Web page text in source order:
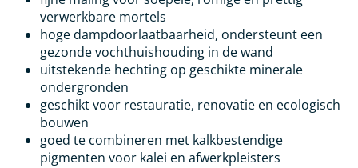
verwerkbare mortels
hoge dampdoorlaatbaarheid, ondersteunt een
gezonde vochthuishouding in de wand
uitstekende hechting op geschikte minerale
ondergronden
geschikt voor restauratie, renovatie en ecologisch
bouwen
goed te combineren met kalkbestendige
pigmenten voor kalei en afwerkpleisters